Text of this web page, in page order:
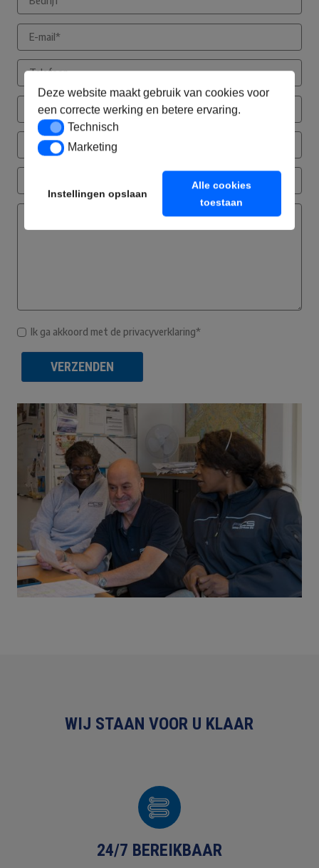
Deze website maakt gebruik van cookies voor
een correcte werking en betere ervaring.
TechnischTechnisch
MarketingMarketing
Instellingen opslaan
Alle cookies
toestaan
Ik ga akkoord met de privacyverklaring*
VERZENDEN
WIJ STAAN VOOR U KLAAR
24/7 BEREIKBAAR